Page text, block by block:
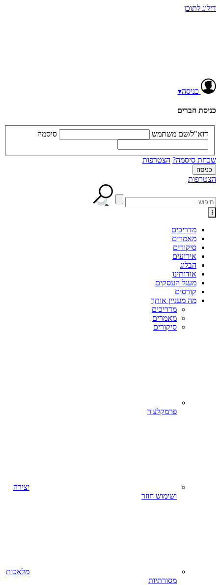
דילוג לתוכן
כניסה▾
כניסת חברים
דוא"ל/שם משתמש סיסמה
שכחת סיסמה? הצטרפות
הצטרפות
מדריכים
מאמרים
סיקורים
אירועים
הבלוג
אודותינו
מעגל העסקים
קורסים
מה מעניין אותך
מדריכים
מאמרים
סיקורים
פרמקלצ'ר
יצירה
ושימוש חוזר
מלאכות
מסורתיות